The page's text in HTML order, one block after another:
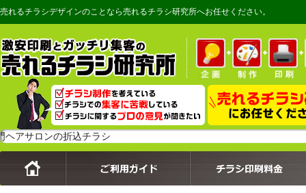
売れるチラシデザインのことなら売れるチラシ研究所へお任せください。
ンの折込チラシ